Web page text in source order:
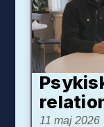
11 maj 2026